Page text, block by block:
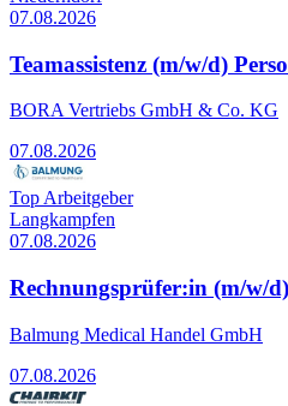
07.08.2026
Teamassistenz (m/w/d)
BORA Vertriebs GmbH & Co. KG
07.08.2026
Top Arbeitgeber
Langkampfen
07.08.2026
Rechnungsprüfer:in (m/w/d)
Balmung Medical Handel GmbH
07.08.2026